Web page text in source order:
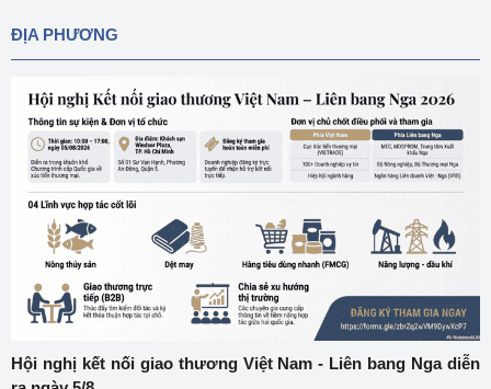
ĐỊA PHƯƠNG
Hội nghị kết nối giao thương Việt Nam - Liên bang Nga diễn